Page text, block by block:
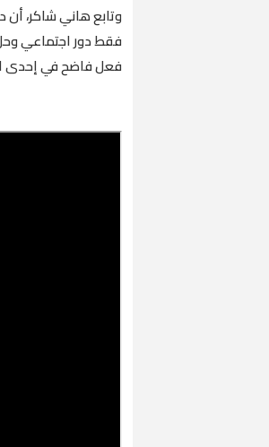
وتابع هاني شاكر، أن
فقط دور اجتماعي
فعل فاضح في إحدى